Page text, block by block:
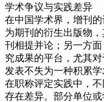
学术争议与实践差异
在中国学术界，增刊
为期刊的衍生出版物
刊相提并论；另一方
究成果的平台，尤其
发表不失为一种积累
在职称评定实践中，
存在差异。部分单位